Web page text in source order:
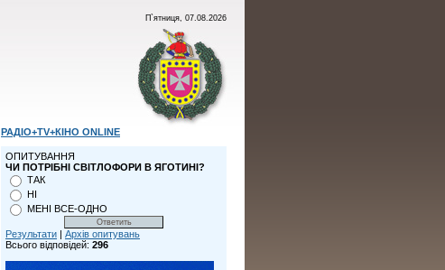
П`ятниця, 07.08.2026
РАДІО+TV+КІНО ONLINE
ОПИТУВАННЯ
ЧИ ПОТРІБНІ СВІТЛОФОРИ В ЯГОТИНІ?
ТАК
НІ
МЕНІ ВСЕ-ОДНО
Результати | Архів опитувань
Всього відповідей: 296